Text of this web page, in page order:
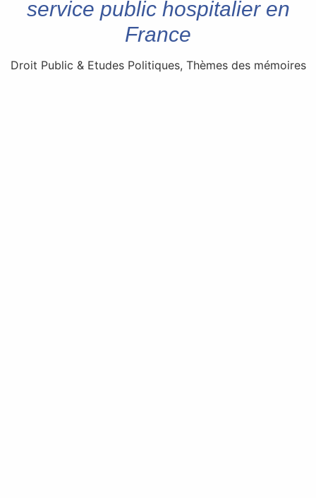
service public hospitalier en
France
Droit Public & Etudes Politiques, Thèmes des mémoires